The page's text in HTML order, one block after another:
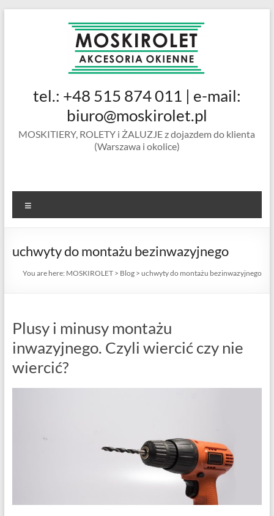
MOSKIROLET
siatki na
okienne |
ramkowe i
drzwiowe
tel.: +48 515 874 011 | e-mail:
biuro@moskirolet.pl
MOSKITIERY, ROLETY i ŻALUZJE z dojazdem do klienta
(Warszawa i okolice)
uchwyty do montażu bezinwazyjnego
You are here: MOSKIROLET > Blog >uchwyty do montażu bezinwazyjnego
Plusy i minusy montażu
inwazyjnego. Czyli wiercić czy nie
wiercić?